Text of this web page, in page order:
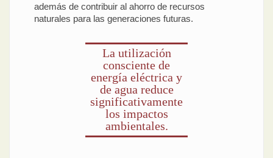
además de contribuir al ahorro de recursos
naturales para las generaciones futuras.
La utilización
consciente de
energía eléctrica y
de agua reduce
significativamente
los impactos
ambientales.